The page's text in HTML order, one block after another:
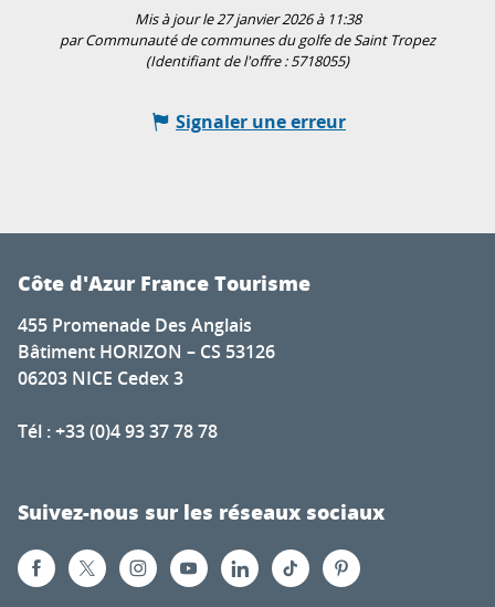
Mis à jour le 27 janvier 2026 à 11:38
par Communauté de communes du golfe de Saint Tropez
(Identifiant de l'offre :5718055)
Signaler une erreur
Côte d'Azur France Tourisme
455 Promenade Des Anglais
Bâtiment HORIZON – CS 53126
06203 NICE Cedex 3
Tél : +33 (0)4 93 37 78 78
Suivez-nous sur les réseaux sociaux